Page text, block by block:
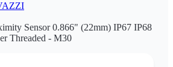
Sensor 0.866" (22mm) IP67 IP68
Threaded - M30